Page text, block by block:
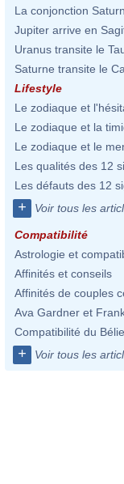
La conjonction
Jupiter arrive en
Uranus transite le
Saturne transite le
Lifestyle
Le zodiaque et
Le zodiaque et la
Le zodiaque et le
Les qualités des 12
Les défauts des 12
+ Voir tous les
Compatibilité
Astrologie et
Affinités et conseils
Affinités de couples
Ava Gardner et
Compatibilité du
+ Voir tous les